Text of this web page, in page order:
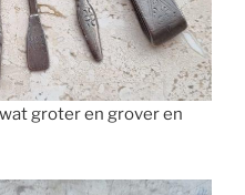
groter en grover en